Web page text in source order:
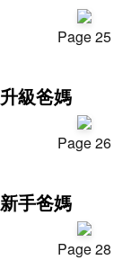
Page 25
升級爸媽
Page 26
新手爸媽
Page 28